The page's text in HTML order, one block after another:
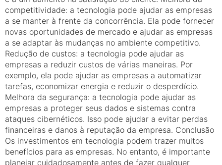
competitividade: a tecnologia pode ajudar as empresas
a se manter à frente da concorrência. Ela pode fornecer
novas oportunidades de mercado e ajudar as empresas
a se adaptar às mudanças no ambiente competitivo.
Redução de custos: a tecnologia pode ajudar as
empresas a reduzir custos de várias maneiras. Por
exemplo, ela pode ajudar as empresas a automatizar
tarefas, economizar energia e reduzir o desperdício.
Melhora da segurança: a tecnologia pode ajudar as
empresas a proteger seus dados e sistemas contra
ataques cibernéticos. Isso pode ajudar a evitar perdas
financeiras e danos à reputação da empresa. Conclusão
Os investimentos em tecnologia podem trazer muitos
benefícios para as empresas. No entanto, é importante
planejar cuidadosamente antes de fazer qualquer